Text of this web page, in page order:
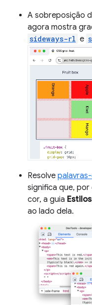
A sobreposição
agora mostra
sideways-rl e
Resolve
significa que, por
cor, a guia Estilos
ao lado dela.